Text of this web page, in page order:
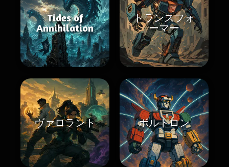
Tides of
Annihilation
トランスフォ
ーマー
ヴァロラント ボルトロン